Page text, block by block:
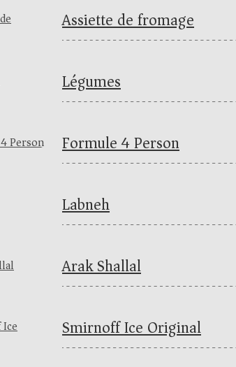
Assiette de fromage
Légumes
Formule 4 Person
Labneh
Arak Shallal
Smirnoff Ice Original